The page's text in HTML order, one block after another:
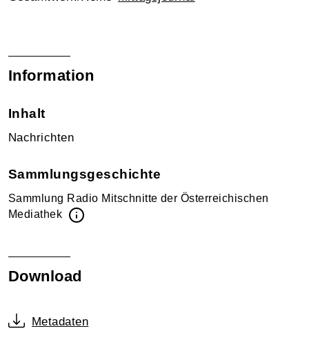
Information
Inhalt
Nachrichten
Sammlungsgeschichte
Sammlung Radio Mitschnitte der Österreichischen
Mediathek
Download
Metadaten